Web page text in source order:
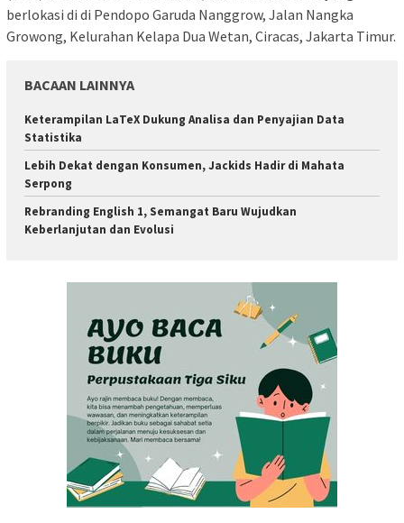
berlokasi di di Pendopo Garuda Nanggrow, Jalan Nangka
Growong, Kelurahan Kelapa Dua Wetan, Ciracas, Jakarta Timur.
BACAAN LAINNYA
Keterampilan LaTeX Dukung Analisa dan Penyajian Data
Statistika
Lebih Dekat dengan Konsumen, Jackids Hadir di Mahata
Serpong
Rebranding English 1, Semangat Baru Wujudkan
Keberlanjutan dan Evolusi